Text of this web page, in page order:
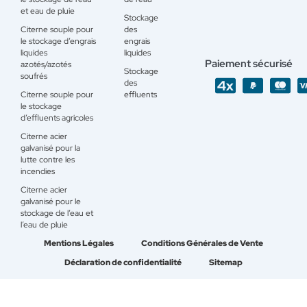
et eau de pluie
Citerne souple pour
le stockage d’engrais
liquides
azotés/azotés
soufrés
Citerne souple pour
le stockage
d’effluents agricoles
Citerne acier
galvanisé pour la
lutte contre les
incendies
Citerne acier
galvanisé pour le
stockage de l’eau et
l’eau de pluie
Stockage
des
engrais
liquides
Stockage
des
effluents
Paiement sécurisé
Mentions Légales
Conditions Générales de Vente
Déclaration de confidentialité
Sitemap